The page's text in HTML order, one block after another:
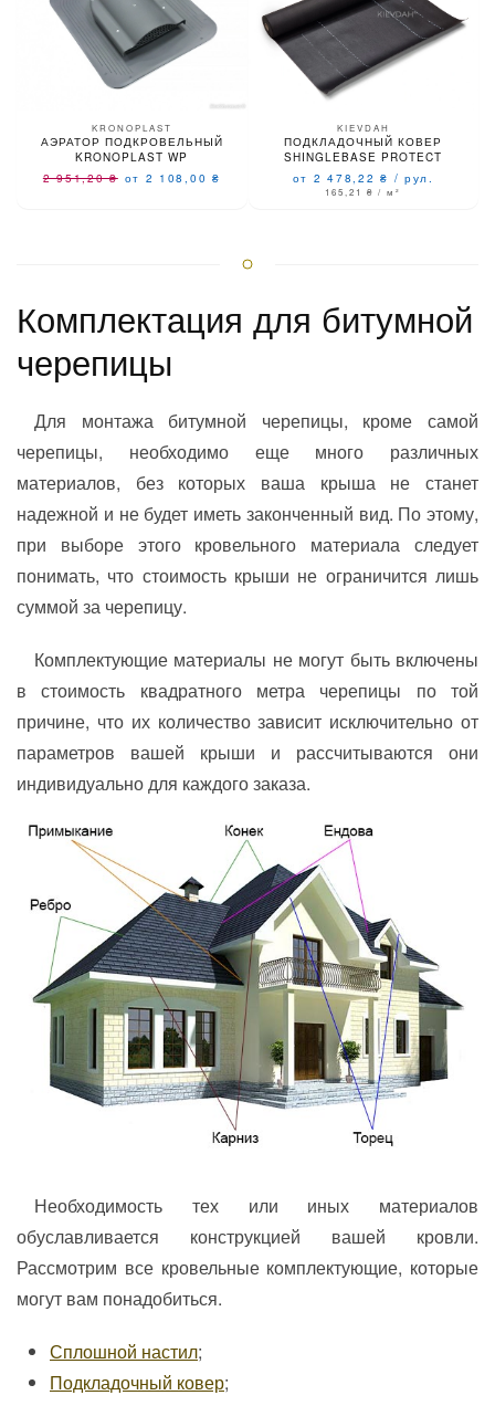
KRONOPLAST
АЭРАТОР ПОДКРОВЕЛЬНЫЙ
KRONOPLAST WP
2 951,20₴ от 2 108,00 ₴
KIEVDAH
ПОДКЛАДОЧНЫЙ КОВЕР
SHINGLEBASE PROTECT
от 2 478,22₴ / рул.
165,21₴ / м²
Комплектация для битумной
черепицы
Для монтажа битумной черепицы, кроме самой
черепицы, необходимо еще много различных
материалов, без которых ваша крыша не станет
надежной и не будет иметь законченный вид. По этому,
при выборе этого кровельного материала следует
понимать, что стоимость крыши не ограничится лишь
суммой за черепицу.
Комплектующие материалы не могут быть включены
в стоимость квадратного метра черепицы по той
причине, что их количество зависит исключительно от
параметров вашей крыши и рассчитываются они
индивидуально для каждого заказа.
Необходимость тех или иных материалов
обуславливается конструкцией вашей кровли.
Рассмотрим все кровельные комплектующие, которые
могут вам понадобиться.
Сплошной настил;
Подкладочный ковер;